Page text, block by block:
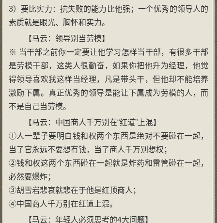
3）要比实力：抗失败的能力比他强；一个优秀的领导人的
素质就是眼光、胸怀和实力。
【马云：领导别当劳模】
※ 当干部之前你一定要让他学习怎样当干部，有很多干部
是劳模干部，这类人很勤奋，如果你把他升为经理，他觉
得领导喜欢我这样当经理，凡是带头干，但他却不能培养
激励下属。真正优秀的领导是能让下属成为劳模的人，而
不是自己当劳模。
【马云：中国商人千万别在“红道”上混】
①人一辈子要明白钱和权两个东西是绝对不要碰在一起，
当了官永远不要想有钱，当了商人千万别想权；
②钱和权这两个东西碰在一起就是炸药和雷管碰在一起，
必然要爆炸；
③胡雪岩悲哀就悲在于他是红顶商人；
④中国商人千万别在红道上混。
【马云：年轻人必须思考的4大问题】